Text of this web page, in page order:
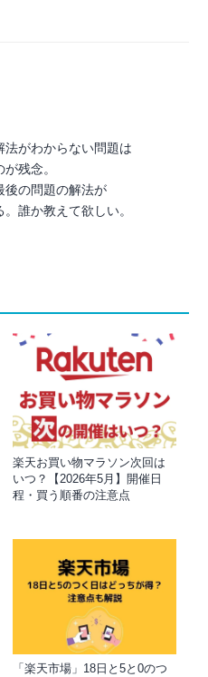
法がわからない問題は
残念。
後の問題の解法が
誰か教えて欲しい。
楽天お買い物マラソン次回は
いつ？【2026年5月】開催日
程・買う順番の注意点
「楽天市場」18日と5と0のつ